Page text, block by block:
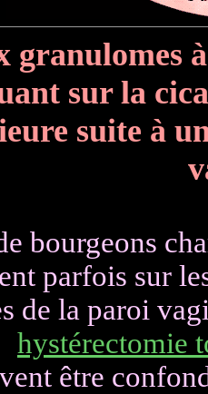
granulomes
sur la
suite à
bourgeons
parfois sur
de la paroi
hystérectomie
être